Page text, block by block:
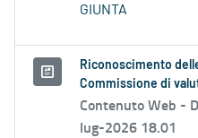
GIUNTA
Riconoscimento
Commissione di
Contenuto Web -
lug-2026 18.01